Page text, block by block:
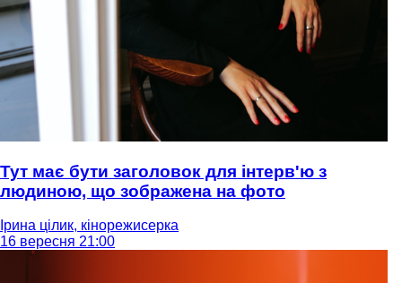
Тут має бути заголовок для інтерв'ю з
людиною, що зображена на фото
Ірина цілик, кінорежисерка
16 вересня 21:00